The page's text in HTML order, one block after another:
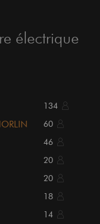
électrique
134
60
46
20
20
18
14